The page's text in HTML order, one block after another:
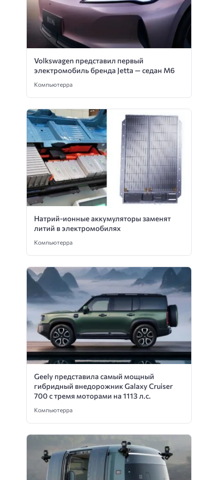
Volkswagen представил первый
электромобиль бренда Jetta — седан M6
Компьютерра
Натрий-ионные аккумуляторы заменят
литий в электромобилях
Компьютерра
Geely представила самый мощный
гибридный внедорожник Galaxy Cruiser
700 с тремя моторами на 1113 л.с.
Компьютерра